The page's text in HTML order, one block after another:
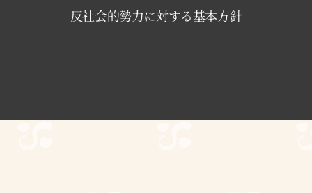
反社会的勢力に対する基本方針